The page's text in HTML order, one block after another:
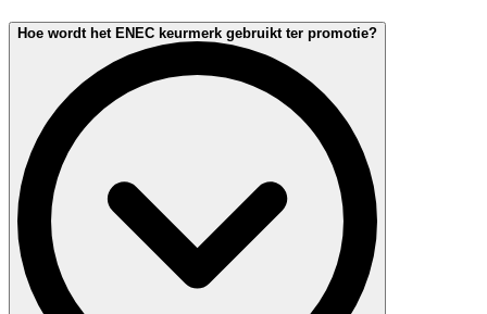
Hoe wordt het ENEC keurmerk gebruikt ter promotie?